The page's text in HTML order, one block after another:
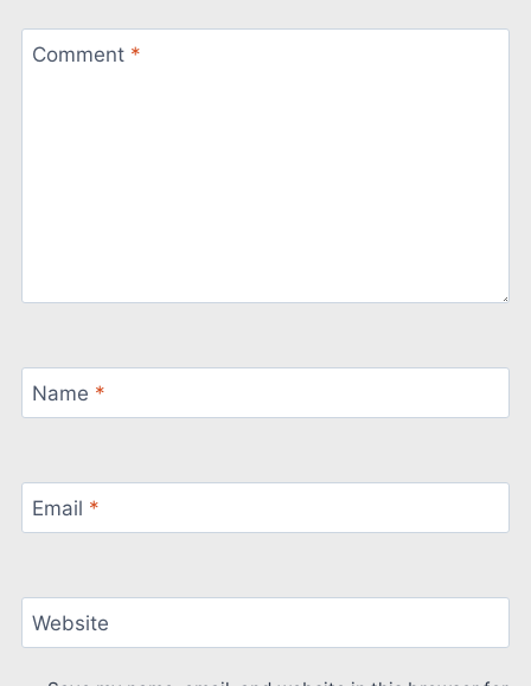
Comment *
Name *
Email *
Website